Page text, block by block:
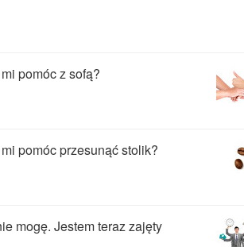
pomóc z sofą?
pomóc przesunąć stolik?
mogę. Jestem teraz zajęty